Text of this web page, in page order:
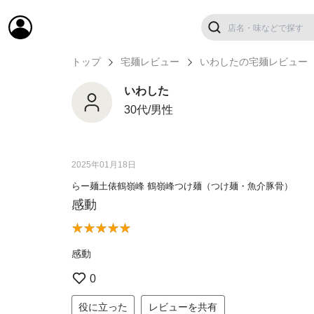
トップ 宅麺レビュー いわしたの宅麺レビュー
いわした
30代/男性
2025年01月18日
らー麺土俵鶴嶺峰 鶴嶺峰つけ麺（つけ麺・魚介豚骨）
感動
感動
0
役に立った レビューを共有